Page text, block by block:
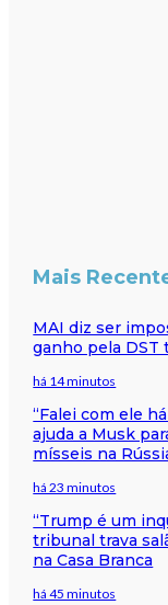
Mais
MAI diz ser
ganho pela DST
há 14 minutos
“Falei com ele
ajuda a Musk
mísseis na
há 23 minutos
“Trump é um
tribunal trava
na Casa Branca
há 45 minutos